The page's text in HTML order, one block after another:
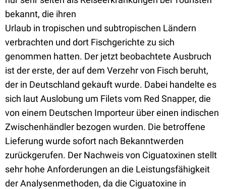
bekannt, die ihren
Urlaub in tropischen und subtropischen Ländern
verbrachten und dort Fischgerichte zu sich
genommen hatten. Der jetzt beobachtete Ausbruch
ist der erste, der auf dem Verzehr von Fisch beruht,
der in Deutschland gekauft wurde. Dabei handelte es
sich laut Auslobung um Filets vom Red Snapper, die
von einem Deutschen Importeur über einen indischen
Zwischenhändler bezogen wurden. Die betroffene
Lieferung wurde sofort nach Bekanntwerden
zurückgerufen. Der Nachweis von Ciguatoxinen stellt
sehr hohe Anforderungen an die Leistungsfähigkeit
der Analysenmethoden, da die Ciguatoxine in